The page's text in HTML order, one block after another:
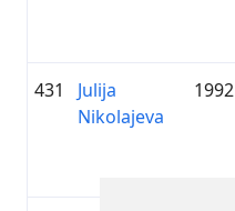
431
Julija
Nikolajeva
1992